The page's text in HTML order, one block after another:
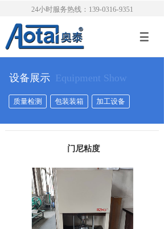
24小时服务热线：139-0316-9351
设备展示 Equipment Show
质量检测 包装装箱 加工设备
门尼粘度